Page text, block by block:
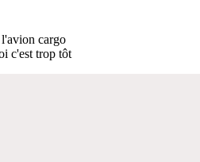
cargo
c'est trop tôt